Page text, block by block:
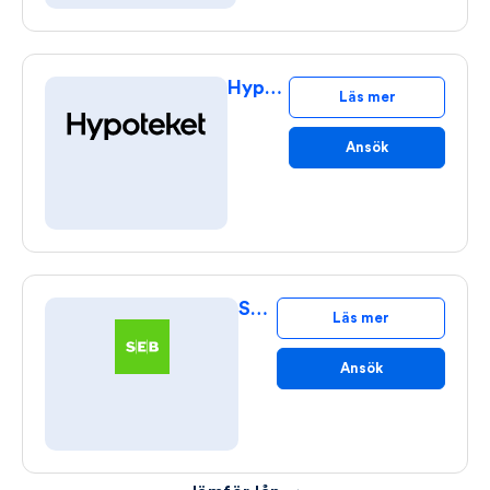
Hypoteket Bolån Läs mer
Ansök
SEB Bolån Läs mer
Ansök